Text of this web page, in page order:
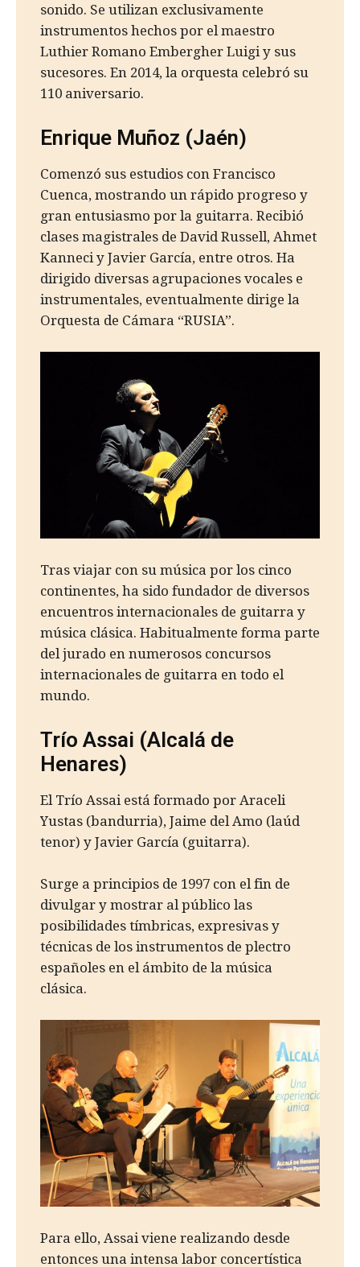
sonido. Se utilizan exclusivamente
instrumentos hechos por el maestro
Luthier Romano Embergher Luigi y sus
sucesores. En 2014, la orquesta celebró su
110 aniversario.
Enrique Muñoz (Jaén)
Comenzó sus estudios con Francisco
Cuenca, mostrando un rápido progreso y
gran entusiasmo por la guitarra. Recibió
clases magistrales de David Russell, Ahmet
Kanneci y Javier García, entre otros. Ha
dirigido diversas agrupaciones vocales e
instrumentales, eventualmente dirige la
Orquesta de Cámara “RUSIA”.
Tras viajar con su música por los cinco
continentes, ha sido fundador de diversos
encuentros internacionales de guitarra y
música clásica. Habitualmente forma parte
del jurado en numerosos concursos
internacionales de guitarra en todo el
mundo.
Trío Assai (Alcalá de
Henares)
El Trío Assai está formado por Araceli
Yustas (bandurria), Jaime del Amo (laúd
tenor) y Javier García (guitarra).
Surge a principios de 1997 con el fin de
divulgar y mostrar al público las
posibilidades tímbricas, expresivas y
técnicas de los instrumentos de plectro
españoles en el ámbito de la música
clásica.
Para ello, Assai viene realizando desde
entonces una intensa labor concertística